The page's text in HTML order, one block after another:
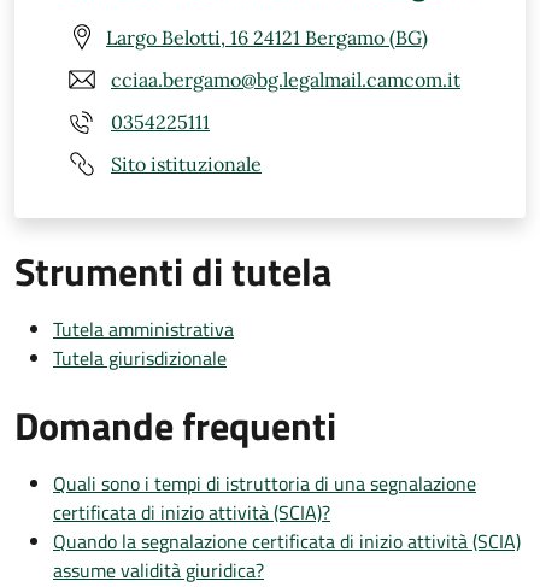
Largo Belotti, 16 24121 Bergamo (BG)
cciaa.bergamo@bg.legalmail.camcom.it
0354225111
Sito istituzionale
Strumenti di tutela
Tutela amministrativa
Tutela giurisdizionale
Domande frequenti
Quali sono i tempi di istruttoria di una segnalazione
certificata di inizio attività (SCIA)?
Quando la segnalazione certificata di inizio attività (SCIA)
assume validità giuridica?